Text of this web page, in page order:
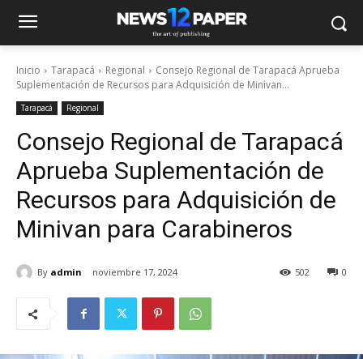
Inicio Tarapacá Regional
Consejo Regional de Tarapacá Aprueba
Suplementación de Recursos para Adquisición de Minivan...
Tarapacá Regional
Consejo Regional de Tarapacá
Aprueba Suplementación de
Recursos para Adquisición de
Minivan para Carabineros
By admin noviembre 17, 2024 0
502